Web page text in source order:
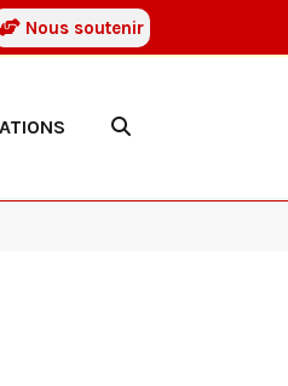
Nous soutenir